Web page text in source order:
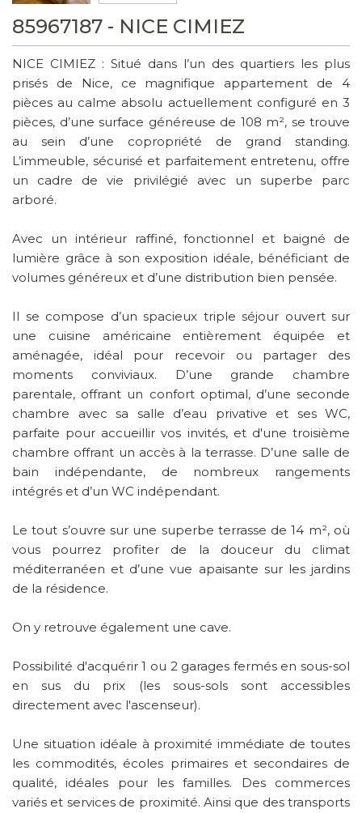
85967187 - NICE CIMIEZ
NICE CIMIEZ : Situé dans l’un des quartiers les plus
prisés de Nice, ce magnifique appartement de 4
pièces au calme absolu actuellement configuré en 3
pièces, d’une surface généreuse de 108 m², se trouve
au sein d’une copropriété de grand standing.
L’immeuble, sécurisé et parfaitement entretenu, offre
un cadre de vie privilégié avec un superbe parc
arboré.
Avec un intérieur raffiné, fonctionnel et baigné de
lumière grâce à son exposition idéale, bénéficiant de
volumes généreux et d’une distribution bien pensée.
Il se compose d’un spacieux triple séjour ouvert sur
une cuisine américaine entièrement équipée et
aménagée, idéal pour recevoir ou partager des
moments conviviaux. D’une grande chambre
parentale, offrant un confort optimal, d’une seconde
chambre avec sa salle d’eau privative et ses WC,
parfaite pour accueillir vos invités, et d'une troisième
chambre offrant un accès à la terrasse. D’une salle de
bain indépendante, de nombreux rangements
intégrés et d’un WC indépendant.
Le tout s’ouvre sur une superbe terrasse de 14 m², où
vous pourrez profiter de la douceur du climat
méditerranéen et d’une vue apaisante sur les jardins
de la résidence.
On y retrouve également une cave.
Possibilité d'acquérir 1 ou 2 garages fermés en sous-sol
en sus du prix (les sous-sols sont accessibles
directement avec l'ascenseur).
Une situation idéale à proximité immédiate de toutes
les commodités, écoles primaires et secondaires de
qualité, idéales pour les familles. Des commerces
variés et services de proximité. Ainsi que des transports